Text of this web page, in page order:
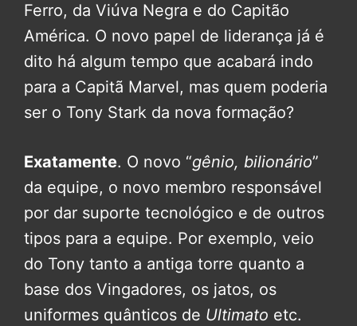
Ferro, da Viúva Negra e do Capitão
América. O novo papel de liderança já é
dito há algum tempo que acabará indo
para a Capitã Marvel, mas quem poderia
ser o Tony Stark da nova formação?
Exatamente. O novo “gênio, bilionário”
da equipe, o novo membro responsável
por dar suporte tecnológico e de outros
tipos para a equipe. Por exemplo, veio
do Tony tanto a antiga torre quanto a
base dos Vingadores, os jatos, os
uniformes quânticos de Ultimato etc.